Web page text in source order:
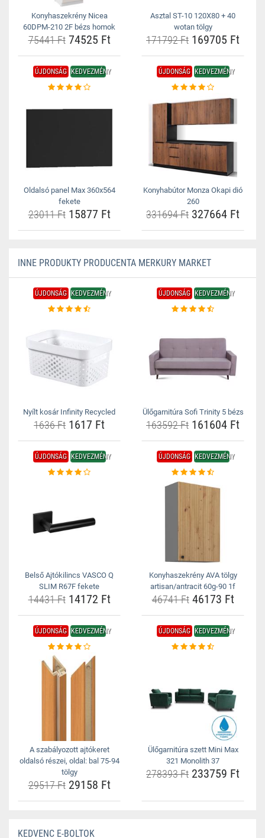
Konyhaszekrény Nicea
60DPM-210 2F bézs homok
75441 Ft74525 Ft
Asztal ST-10 120X80 + 40
wotan tölgy
171792 Ft 169705 Ft
ÚJDONSÁG KEDVEZMÉNY
Oldalsó panel Max 360x564
fekete
23011 Ft15877 Ft
ÚJDONSÁG KEDVEZMÉNY
Konyhabútor Monza Okapi dió
260
331694 Ft 327664 Ft
INNE PRODUKTY PRODUCENTA MERKURY MARKET
ÚJDONSÁG KEDVEZMÉNY
Nyílt kosár Infinity Recycled
1636 Ft 1617 Ft
ÚJDONSÁG KEDVEZMÉNY
Ülőgarnitúra Sofi Trinity 5 bézs
163592 Ft 161604 Ft
ÚJDONSÁG KEDVEZMÉNY
Belső Ajtókilincs VASCO Q
SLIM R67F fekete
14431 Ft14172 Ft
ÚJDONSÁG KEDVEZMÉNY
Konyhaszekrény AVA tölgy
artisan/antracit 60g-90 1f
46741 Ft46173 Ft
ÚJDONSÁG KEDVEZMÉNY
A szabályozott ajtókeret
oldalsó részei, oldal: bal 75-94
tölgy
29517 Ft29158 Ft
ÚJDONSÁG KEDVEZMÉNY
Ülőgarnitúra szett Mini Max
321 Monolith 37
278393 Ft 233759 Ft
KEDVENC E-BOLTOK